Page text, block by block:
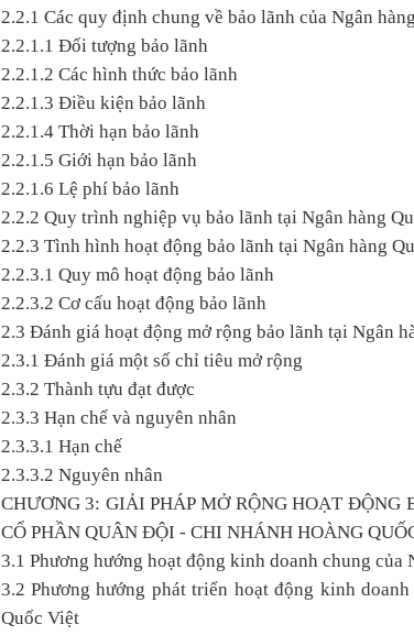
2.2.1 Các quy định chung về bảo lãnh của Ngân
2.2.1.1 Đối tượng bảo lãnh
2.2.1.2 Các hình thức bảo lãnh
2.2.1.3 Điều kiện bảo lãnh
2.2.1.4 Thời hạn bảo lãnh
2.2.1.5 Giới hạn bảo lãnh
2.2.1.6 Lệ phí bảo lãnh
2.2.2 Quy trình nghiệp vụ bảo lãnh tại Ngân hàng
2.2.3 Tình hình hoạt động bảo lãnh tại Ngân hàng
2.2.3.1 Quy mô hoạt động bảo lãnh
2.2.3.2 Cơ cấu hoạt động bảo lãnh
2.3 Đánh giá hoạt động mở rộng bảo lãnh tại Ngân
2.3.1 Đánh giá một số chỉ tiêu mở rộng
2.3.2 Thành tựu đạt được
2.3.3 Hạn chế và nguyên nhân
2.3.3.1 Hạn chế
2.3.3.2 Nguyên nhân
CHƯƠNG 3: GIẢI PHÁP MỞ RỘNG HOẠT
CỔ PHẦN QUÂN ĐỘI - CHI NHÁNH HOÀNG
3.1 Phương hướng hoạt động kinh doanh chung của
3.2 Phương hướng phát triển hoạt động kinh
Quốc Việt